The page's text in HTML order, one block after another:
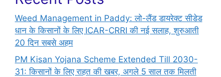
Weed Management in Paddy: लो-लैंड डायरेक्ट सीडेड
धान के किसानों के लिए ICAR-CRRI की नई सलाह, शुरुआती
20 दिन सबसे अहम
PM Kisan Yojana Scheme Extended Till 2030-
31: किसानों के लिए राहत की खबर, अगले 5 साल तक मिलती